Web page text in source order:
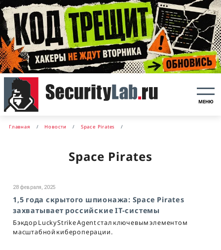
МЕНЮ
Главная Новости Space Pirates
Space Pirates
28 февраля, 2025
1,5 года скрытого шпионажа: Space Pirates
захватывает российские IT-системы
Бэкдор LuckyStrike Agent стал ключевым элементом
масштабной кибероперации.